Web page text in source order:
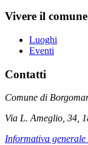
Vivere il comune
Luoghi
Eventi
Contatti
Comune di
Via L. Ameglio, 34,
Informativa